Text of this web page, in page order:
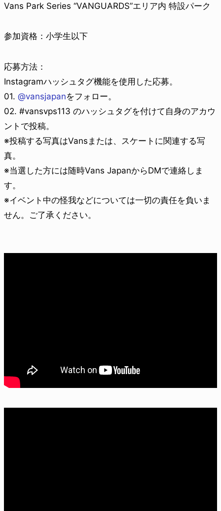
Vans Park Series “VANGUARDS”エリア内 特設パーク
参加資格：小学生以下
応募方法：
Instagramハッシュタグ機能を使用した応募。
01. @vansjapanをフォロー。
02. #vansvps113 のハッシュタグを付けて自身のアカウ
ントで投稿。
※投稿する写真はVansまたは、スケートに関連する写
真。
※当選した方には随時Vans JapanからDMで連絡しま
す。
※イベント中の怪我などについては一切の責任を負いま
せん。ご了承ください。